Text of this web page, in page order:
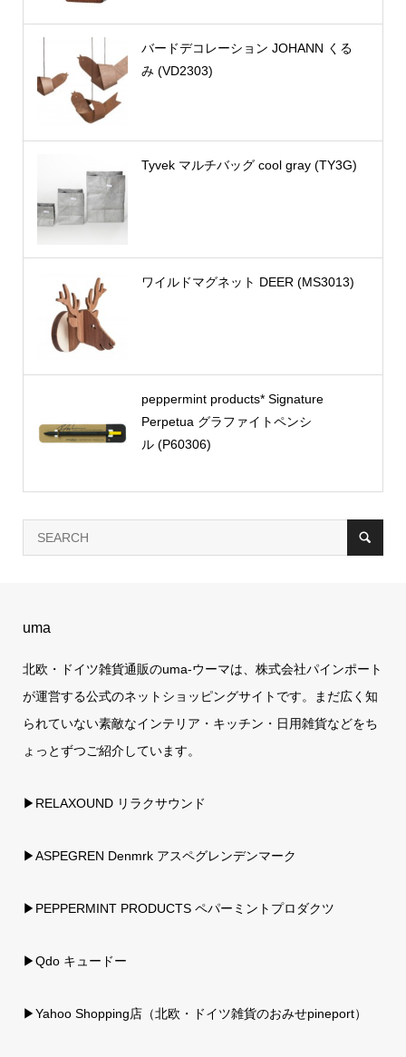
バードデコレーション JOHANN くる
み (VD2303)
Tyvek マルチバッグ cool gray (TY3G)
ワイルドマグネット DEER (MS3013)
peppermint products* Signature
Perpetua グラファイトペンシ
ル (P60306)
uma
北欧・ドイツ雑貨通販のuma-ウーマは、株式会社パインポート
が運営する公式のネットショッピングサイトです。まだ広く知
られていない素敵なインテリア・キッチン・日用雑貨などをち
ょっとずつご紹介しています。
▶RELAXOUND リラクサウンド
▶ASPEGREN Denmrk アスペグレンデンマーク
▶PEPPERMINT PRODUCTS ペパーミントプロダクツ
▶Qdo キュードー
▶Yahoo Shopping店（北欧・ドイツ雑貨のおみせpineport）